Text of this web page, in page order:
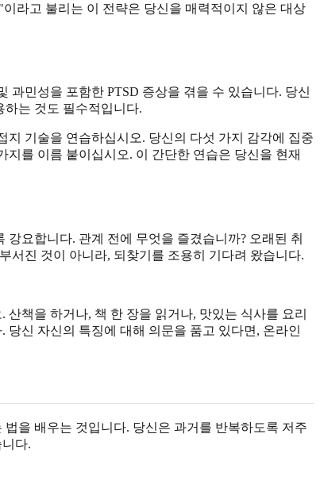
라고 불리는 이 전략은 당신을 매력적이지 않은 대상
과민성을 포함한 PTSD 증상을 겪을 수 있습니다. 당신
하는 것도 필수적입니다.
기술을 연습하십시오. 당신의 다섯 가지 감각에 집중
를 이름 붙이십시오. 이 간단한 연습은 당신을 현재
요합니다. 관계 전에 무엇을 즐겼습니까? 오래된 취
서진 것이 아니라, 되찾기를 조용히 기다려 왔습니다.
책을 하거나, 책 한 장을 읽거나, 맛있는 식사를 요리
신 자신의 특징에 대해 의문을 품고 있다면, 온라인
을 배우는 것입니다. 당신은 과거를 반복하도록 저주
다.